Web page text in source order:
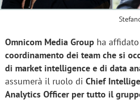
Omnicom Media Group​ ha
coordinamento dei team che si
di market intelligence e di data
assumerà il ruolo di Chief
Analytics Officer per tutto il